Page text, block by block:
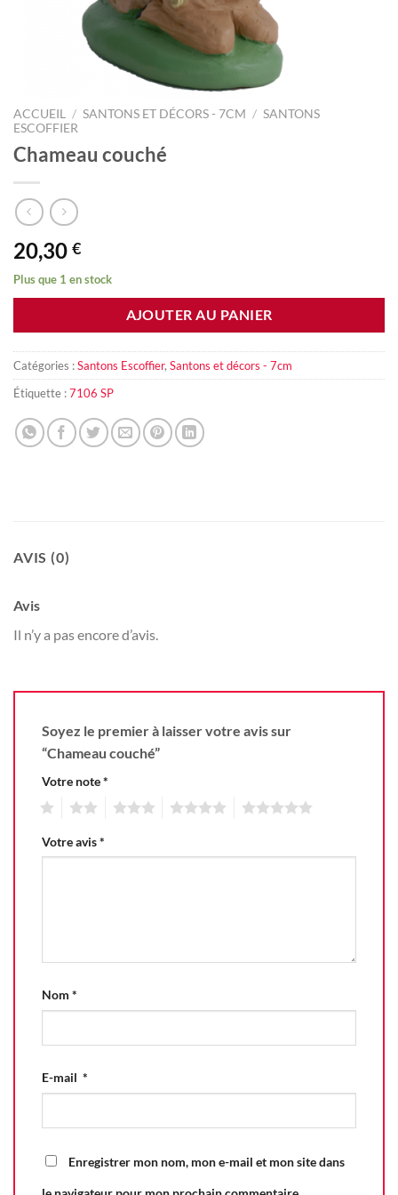
ACCUEIL / SANTONS ET DÉCORS - 7CM / SANTONS
ESCOFFIER
Chameau couché
20,30 €
Plus que 1 en stock
AJOUTER AU PANIER
Catégories :Santons Escoffier, Santons et décors - 7cm
Étiquette :7106 SP
AVIS (0)
Avis
Il n’y a pas encore d’avis.
Soyez le premier à laisser votre avis sur
“Chameau couché”
Votre note*
Votre avis*
Nom *
E-mail *
Enregistrer mon nom, mon e-mail et mon site dans